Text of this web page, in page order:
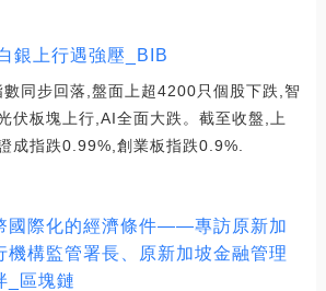
銀上行遇強壓_BIB
同步回落,盤面上超4200只個股下跌,智
伏板塊上行,AI全面大跌。截至收盤,上
成指跌0.99%,創業板指跌0.9%.
國際化的經濟條件——專訪原新加
機構監管署長、原新加坡金融管理
_區塊鏈